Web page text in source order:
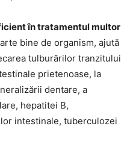
în tratamentul multor
bine de organism, ajută
tulburărilor tranzitului
prietenoase, la
dentare, a
hepatitei B,
intestinale, tuberculozei